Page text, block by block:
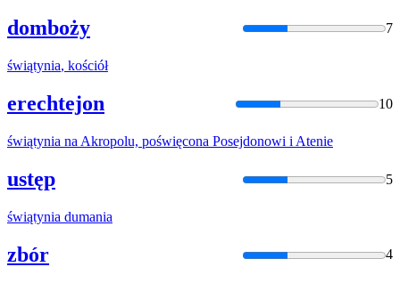
domboży 7
świątynia, kościół
erechtejon 10
świątynia na Akropolu, poświęcona Posejdonowi i Atenie
ustęp 5
świątynia dumania
zbór 4